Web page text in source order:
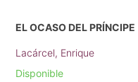
EL OCASO DEL PRÍNCIPE
Lacárcel, Enrique
Disponible